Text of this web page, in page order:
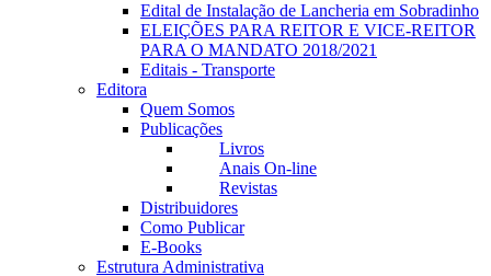
Edital de Instalação de Lancheria em Sobradinho
ELEIÇÕES PARA REITOR E VICE-REITOR
PARA O MANDATO 2018/2021
Editais - Transporte
Editora
Quem Somos
Publicações
Livros
Anais On-line
Revistas
Distribuidores
Como Publicar
E-Books
Estrutura Administrativa